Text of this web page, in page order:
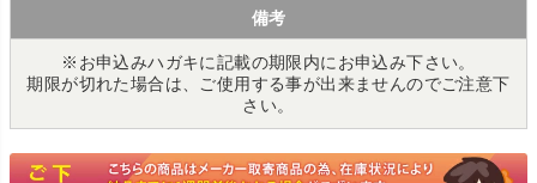
備考
※お申込みハガキに記載の期限内にお申込み下さい。
期限が切れた場合は、ご使用する事が出来ませんのでご注意下
さい。